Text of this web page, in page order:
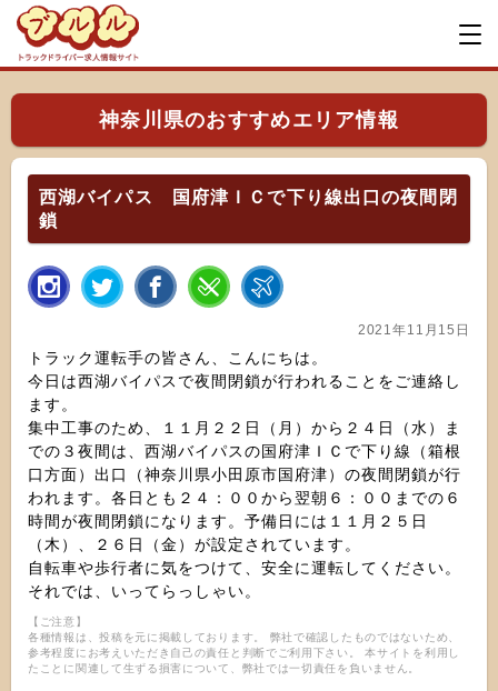
神奈川県のおすすめエリア情報
西湖バイパス 国府津ＩＣで下り線出口の夜間閉
鎖
2021年11月15日
トラック運転手の皆さん、こんにちは。
今日は西湖バイパスで夜間閉鎖が行われることをご連絡し
ます。
集中工事のため、１１月２２日（月）から２４日（水）ま
での３夜間は、西湖バイパスの国府津ＩＣで下り線（箱根
口方面）出口（神奈川県小田原市国府津）の夜間閉鎖が行
われます。各日とも２４：００から翌朝６：００までの６
時間が夜間閉鎖になります。予備日には１１月２５日
（木）、２６日（金）が設定されています。
自転車や歩行者に気をつけて、安全に運転してください。
それでは、いってらっしゃい。
【ご注意】
各種情報は、投稿を元に掲載しております。 弊社で確認したものではないため、
参考程度にお考えいただき自己の責任と判断でご利用下さい。 本サイトを利用し
たことに関連して生ずる損害について、弊社では一切責任を負いません。